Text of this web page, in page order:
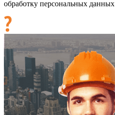
обработку персональных данных